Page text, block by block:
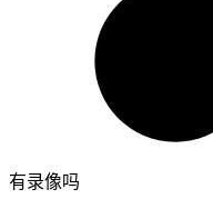
有录像吗